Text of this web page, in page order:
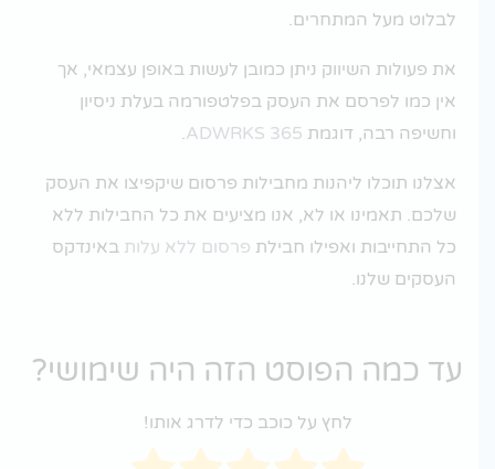
לבלוט מעל המתחרים.
את פעולות השיווק ניתן כמובן לעשות באופן עצמאי, אך
אין כמו לפרסם את העסק בפלטפורמה בעלת ניסיון
וחשיפה רבה, דוגמתADWRKS 365
.
אצלנו תוכלו ליהנות מחבילות פרסום שיקפיצו את העסק
שלכם. תאמינו או לא, אנו מציעים את כל החבילות ללא
כל התחייבות ואפילו חבילתפרסום ללא עלותבאינדקס
העסקים שלנו.
כמה הפוסט הזה היה שימושי?
לחץ על כוכב כדי לדרג אותו!